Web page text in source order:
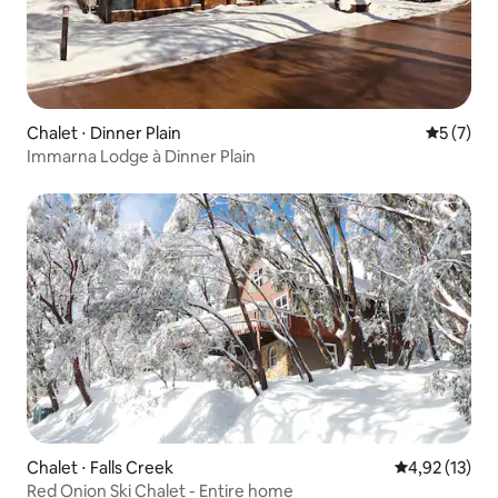
Chalet ⋅ Dinner Plain
5 (7)
Immarna Lodge à Dinner Plain
Chalet ⋅ Falls Creek Évaluation
4,92 (13)
Red Onion Ski Chalet - Entire home